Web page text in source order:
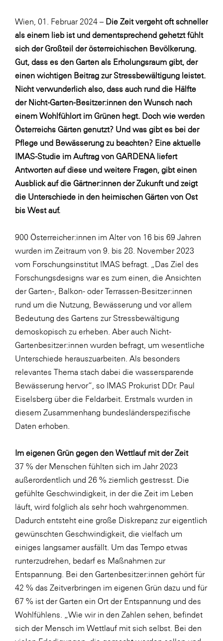
Zühlke
Media
Wien, 01. Februar 2024 – Die Zeit vergeht oft schneller
als einem lieb ist und dementsprechend gehetzt fühlt
sich der Großteil der österreichischen Bevölkerung.
Gut, dass es den Garten als Erholungsraum gibt, der
einen wichtigen Beitrag zur Stressbewältigung leistet.
Nicht verwunderlich also, dass auch rund die Hälfte
der Nicht-Garten-Besitzer:innen den Wunsch nach
einem Wohlfühlort im Grünen hegt. Doch wie werden
Österreichs Gärten genutzt? Und was gibt es bei der
Pflege und Bewässerung zu beachten? Eine aktuelle
IMAS-Studie im Auftrag von GARDENA liefert
Antworten auf diese und weitere Fragen, gibt einen
Ausblick auf die Gärtner:innen der Zukunft und zeigt
die Unterschiede in den heimischen Gärten von Ost
bis West auf.
900 Österreicher:innen im Alter von 16 bis 69 Jahren
wurden im Zeitraum von 9. bis 28. November 2023
vom Forschungsinstitut IMAS befragt. „Das Ziel des
Forschungsdesigns war es zum einen, die Ansichten
der Garten-, Balkon- oder Terrassen-Besitzer:innen
rund um die Nutzung, Bewässerung und vor allem
Bedeutung des Gartens zur Stressbewältigung
demoskopisch zu erheben. Aber auch Nicht-
Gartenbesitzer:innen wurden befragt, um wesentliche
Unterschiede herauszuarbeiten. Als besonders
relevantes Thema stach dabei die wassersparende
Bewässerung hervor“, so IMAS Prokurist DDr. Paul
Eiselsberg über die Feldarbeit. Erstmals wurden in
diesem Zusammenhang bundesländerspezifische
Daten erhoben.
Im eigenen Grün gegen den Wettlauf mit der Zeit
37 % der Menschen fühlten sich im Jahr 2023
außerordentlich und 26 % ziemlich gestresst. Die
gefühlte Geschwindigkeit, in der die Zeit im Leben
läuft, wird folglich als sehr hoch wahrgenommen.
Dadurch entsteht eine große Diskrepanz zur eigentlich
gewünschten Geschwindigkeit, die vielfach um
einiges langsamer ausfällt. Um das Tempo etwas
runterzudrehen, bedarf es Maßnahmen zur
Entspannung. Bei den Gartenbesitzer:innen gehört für
42 % das Zeitverbringen im eigenen Grün dazu und für
67 % ist der Garten ein Ort der Entspannung und des
Wohlfühlens. „Wie wir in den Zahlen sehen, befindet
sich der Mensch im Wettlauf mit sich selbst. Bei den